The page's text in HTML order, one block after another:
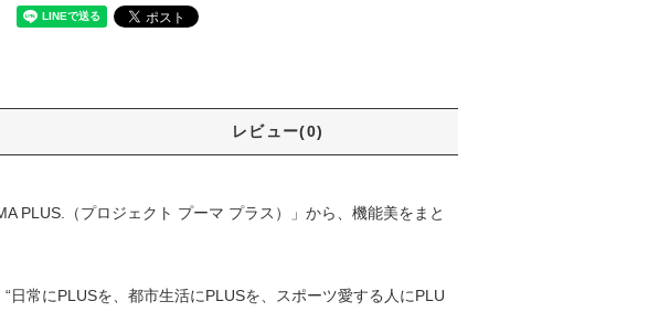
レビュー(0)
PLUS.（プロジェクト プーマ プラス）」から、機能美をまと
常にPLUSを、都市生活にPLUSを、スポーツ愛する人にPLU